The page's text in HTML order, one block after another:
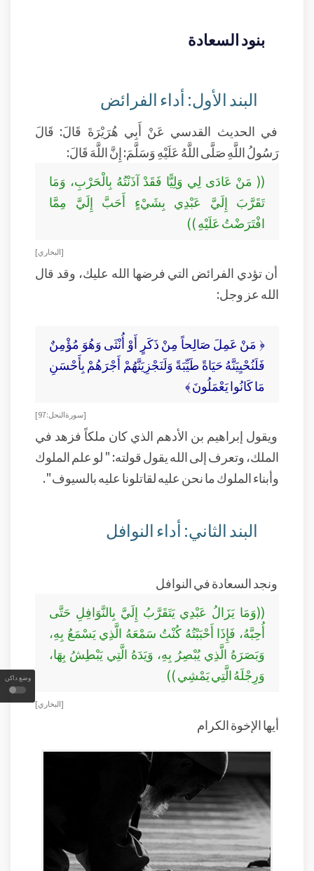
وضع داكن
بنود السعادة
البند الأول: أداء الفرائض
في الحديث القدسي عَنْ أَبِي هُرَيْرَةَ قَالَ: قَالَ
رَسُولُ اللَّهِ صَلَّى اللَّهُ عَلَيْهِ وَسَلَّمَ: إِنَّ اللَّهَ قَالَ:
(( مَنْ عَادَى لِي وَلِيًّا فَقَدْ آذَنْتُهُ بِالْحَرْبِ، وَمَا
تَقَرَّبَ إِلَيَّ عَبْدِي بِشَيْءٍ أَحَبَّ إِلَيَّ مِمَّا
افْتَرَضْتُ عَلَيْهِ ))
[ البخاري ]
أن تؤدي الفرائض التي فرضها الله عليك، وقد قال
الله عز وجل:
﴿ مَنْ عَمِلَ صَالِحاً مِنْ ذَكَرٍ أَوْ أُنْثَى وَهُوَ مُؤْمِنٌ
فَلَنُحْيِيَنَّهُ حَيَاةً طَيِّبَةً وَلَنَجْزِيَنَّهُمْ أَجْرَهُمْ بِأَحْسَنِ
مَا كَانُوا يَعْمَلُونَ ﴾
[ سورة النحل: 97]
ويقول إبراهيم بن الأدهم الذي كان ملكاً فزهد في
الملك، وتعرف إلى الله يقول قولته: " لو علم الملوك
وأبناء الملوك ما نحن عليه لقاتلونا عليه بالسيوف ".
البند الثاني: أداء النوافل
ونجد السعادة في النوافل
((وَمَا يَزَالُ عَبْدِي يَتَقَرَّبُ إِلَيَّ بِالنَّوَافِلِ حَتَّى
أُحِبَّهُ، فَإِذَا أَحْبَبْتُهُ كُنْتُ سَمْعَهُ الَّذِي يَسْمَعُ بِهِ،
وَبَصَرَهُ الَّذِي يُبْصِرُ بِهِ، وَيَدَهُ الَّتِي يَبْطِشُ بِهَا،
وَرِجْلَهُ الَّتِي يَمْشِي ))
[ البخاري ]
أيها الإخوة الكرام